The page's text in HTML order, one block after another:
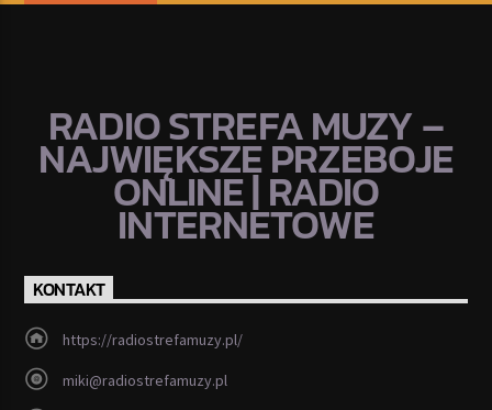
RADIO STREFA MUZY –
NAJWIĘKSZE PRZEBOJE
ONLINE | RADIO
INTERNETOWE
KONTAKT
https://radiostrefamuzy.pl/
miki@radiostrefamuzy.pl